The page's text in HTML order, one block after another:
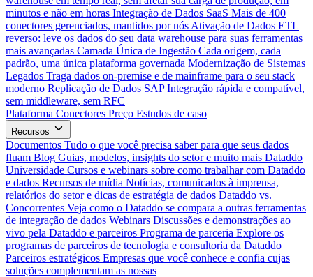
minutos e não em horas Integração de Dados SaaS Mais de 400
conectores gerenciados, mantidos por nós Ativação de Dados ETL
reverso: leve os dados do seu data warehouse para suas ferramentas
mais avançadas Camada Única de Ingestão Cada origem, cada
padrão, uma única plataforma governada Modernização de Sistemas
Legados Traga dados on-premise e de mainframe para o seu stack
moderno Replicação de Dados SAP Integração rápida e compatível,
sem middleware, sem RFC
Plataforma Conectores Preço Estudos de caso
Recursos
Documentos Tudo o que você precisa saber para que seus dados
fluam Blog Guias, modelos, insights do setor e muito mais Dataddo
Universidade Cursos e webinars sobre como trabalhar com Dataddo
e dados Recursos de mídia Notícias, comunicados à imprensa,
relatórios do setor e dicas de estratégia de dados Dataddo vs.
Concorrentes Veja como o Dataddo se compara a outras ferramentas
de integração de dados Webinars Discussões e demonstrações ao
vivo pela Dataddo e parceiros Programa de parceria Explore os
programas de parceiros de tecnologia e consultoria da Dataddo
Parceiros estratégicos Empresas que você conhece e confia cujas
soluções complementam as nossas